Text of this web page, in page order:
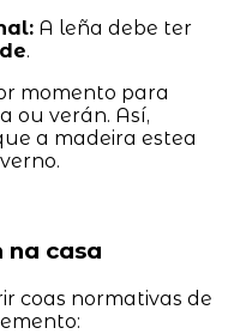
A leña debe ter
.
momento para
ou verán. Así,
a madeira estea
na casa
coas normativas de